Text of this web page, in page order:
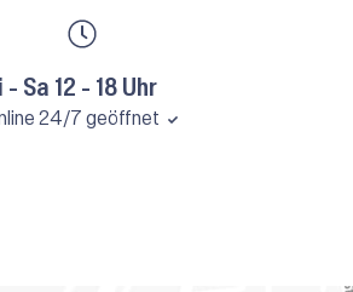
- Sa 12 - 18 Uhr
24/7 geöffnet